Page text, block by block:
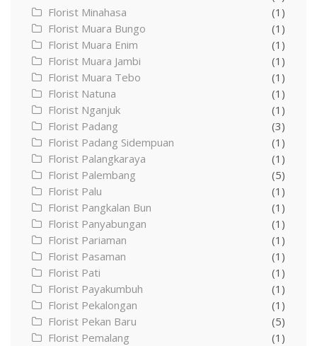
Florist Minahasa
(1)
Florist Muara Bungo
(1)
Florist Muara Enim
(1)
Florist Muara Jambi
(1)
Florist Muara Tebo
(1)
Florist Natuna
(1)
Florist Nganjuk
(1)
Florist Padang
(3)
Florist Padang Sidempuan
(1)
Florist Palangkaraya
(1)
Florist Palembang
(5)
Florist Palu
(1)
Florist Pangkalan Bun
(1)
Florist Panyabungan
(1)
Florist Pariaman
(1)
Florist Pasaman
(1)
Florist Pati
(1)
Florist Payakumbuh
(1)
Florist Pekalongan
(1)
Florist Pekan Baru
(5)
Florist Pemalang
(1)